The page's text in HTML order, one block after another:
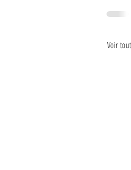
Voir tout